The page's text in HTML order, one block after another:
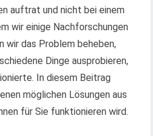
auftrat und nicht bei einem
wir einige Nachforschungen
das Problem beheben,
Dinge ausprobieren,
In diesem Beitrag
möglichen Lösungen aus
für Sie funktionieren wird.